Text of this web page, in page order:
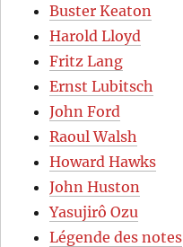
Buster Keaton
Harold Lloyd
Fritz Lang
Ernst Lubitsch
John Ford
Raoul Walsh
Howard Hawks
John Huston
Yasujirô Ozu
Légende des notes